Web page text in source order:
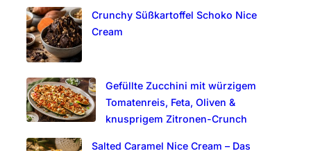
h
Crunchy Süßkartoffel Schoko Nice
Cream
Gefüllte Zucchini mit würzigem
Tomatenreis, Feta, Oliven &
knusprigem Zitronen-Crunch
Salted Caramel Nice Cream – Das